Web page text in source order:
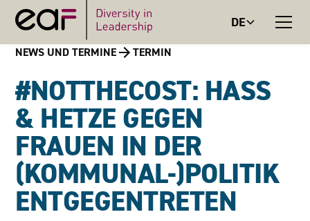
DE
NEWS UND TERMINE TERMIN
#NOTTHECOST: HASS
& HETZE GEGEN
FRAUEN IN DER
(KOMMUNAL-)POLITIK
ENTGEGENTRETEN